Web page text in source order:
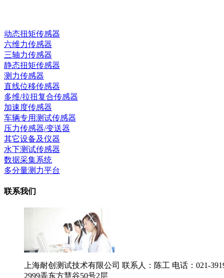
动态扭矩传感器
六维力传感器
三轴力传感器
静态扭矩传感器
测力传感器
直线位移传感器
多维/拉扭复合传感器
加速度传感器
车辆专用测试传感器
压力传感器/变送器
其它设备及仪器
水下测试传感器
数据采集系统
多分量测力平台
联系我们
上海耐创测试技术有限公司 联系人：陈工 电话：021-
2999弄东方慧谷50号2层